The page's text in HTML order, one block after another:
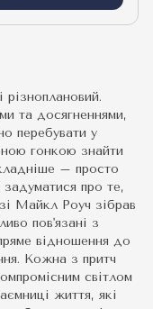
різноплановий.
та досягненнями,
перебувати у
гонкою знайти
– просто
про те,
Майкл Роуч зібрав
пов'язані з
відношення до
Кожна з притч
світлом
життя, які